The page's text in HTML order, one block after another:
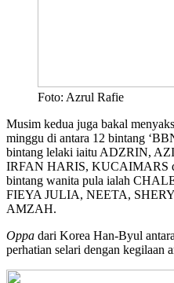
Foto: Azrul Rafie
Musim kedua juga bakal
minggu di antara 12 bintang
bintang lelaki iaitu ADZRIN,
IRFAN HARIS, KUCAIMARS
bintang wanita pula ialah
FIEYA JULIA, NEETA,
AMZAH.
Oppa dari Korea Han-Byul
perhatian selari dengan kegilaan